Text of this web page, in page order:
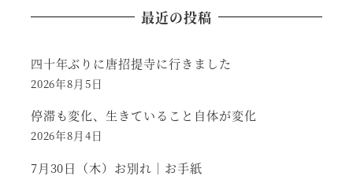
最近の投稿
四十年ぶりに唐招提寺に行きました
2026年8月5日
停滞も変化、生きていること自体が変化
2026年8月4日
7月30日（木）お別れ｜お手紙